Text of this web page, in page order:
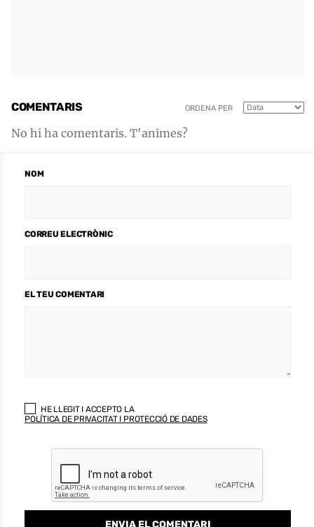
COMENTARIS ORDENA PER
No hi ha comentaris. T'animes?
NOM
CORREU ELECTRÒNIC
EL TEU COMENTARI
HE LLEGIT I ACCEPTO LA
POLÍTICA DE PRIVACITAT I PROTECCIÓ DE DADES